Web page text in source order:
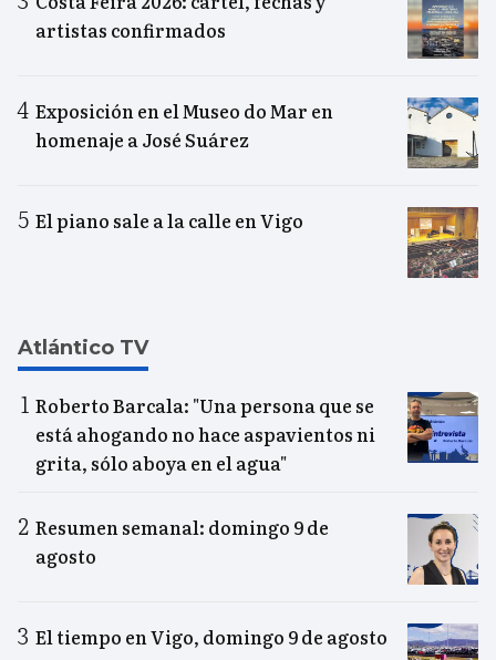
artistas confirmados
Exposición en el Museo do Mar en
homenaje a José Suárez
El piano sale a la calle en Vigo
Atlántico TV
Roberto Barcala: "Una persona que se
está ahogando no hace aspavientos ni
grita, sólo aboya en el agua"
Resumen semanal: domingo 9 de
agosto
El tiempo en Vigo, domingo 9 de agosto